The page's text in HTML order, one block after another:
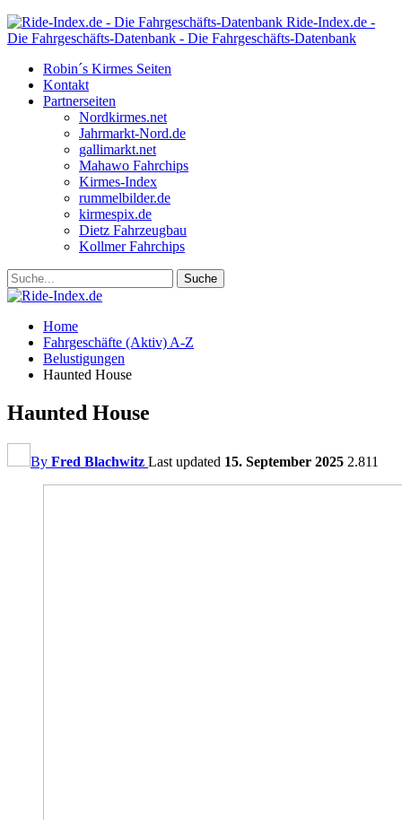
Ride-Index.de -
Die Fahrgeschäfts-Datenbank - Die Fahrgeschäfts-Datenbank
Robin´s Kirmes Seiten
Kontakt
Partnerseiten
Nordkirmes.net
Jahrmarkt-Nord.de
gallimarkt.net
Mahawo Fahrchips
Kirmes-Index
rummelbilder.de
kirmespix.de
Dietz Fahrzeugbau
Kollmer Fahrchips
Home
Fahrgeschäfte (Aktiv) A-Z
Belustigungen
Haunted House
Haunted House
By Fred Blachwitz Last updated 15. September 2025 2.811